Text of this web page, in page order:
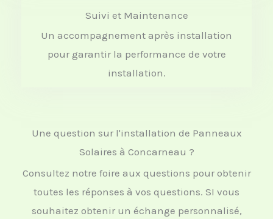
Suivi et Maintenance
Un accompagnement après installation
pour garantir la performance de votre
installation.
Une question sur l'installation de Panneaux
Solaires à Concarneau ?
Consultez notre foire aux questions pour obtenir
toutes les réponses à vos questions. SI vous
souhaitez obtenir un échange personnalisé,